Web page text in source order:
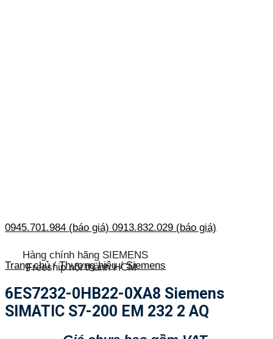
0945.701.984 (báo giá) 0913.832.029 (báo giá)
Hàng chính hãng SIEMENS
Freeship nội thành HCM
Trang chủ / Thương hiệu / Siemens
6ES7232-0HB22-0XA8 Siemens
SIMATIC S7-200 EM 232 2 AQ